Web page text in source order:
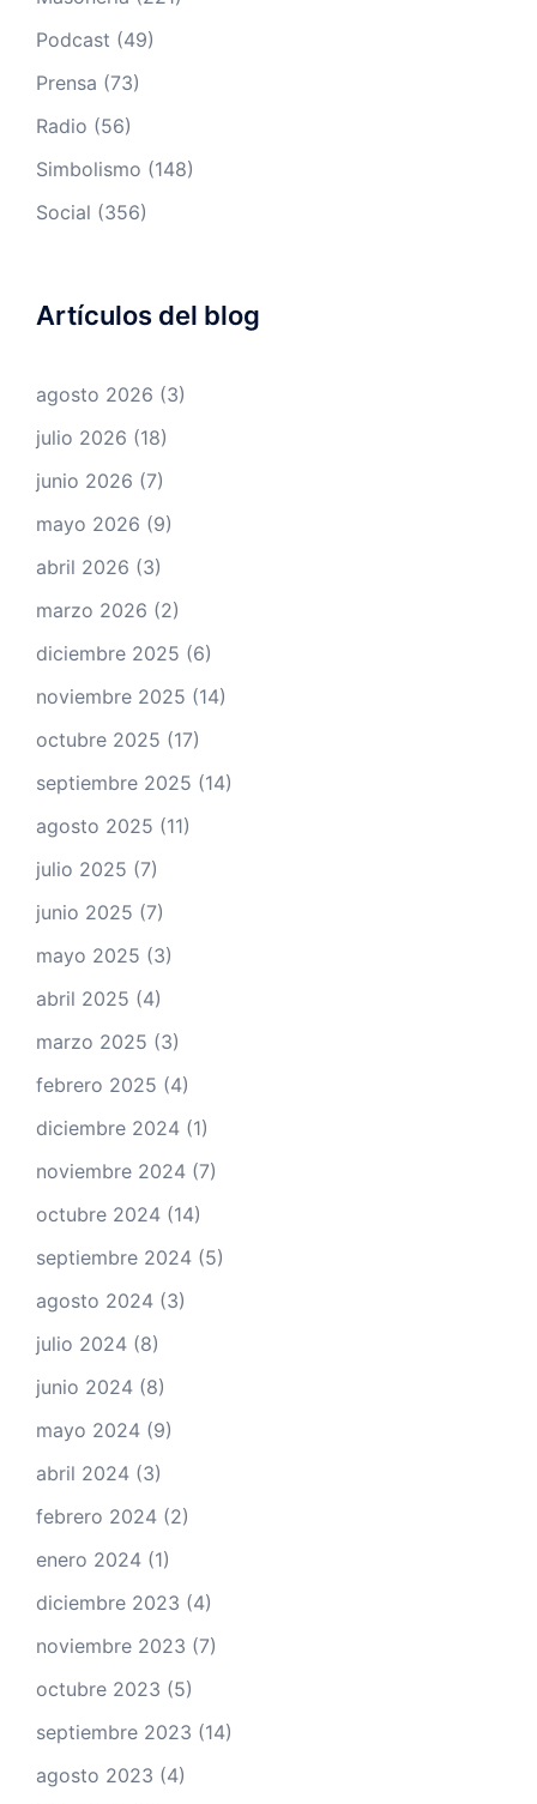
Podcast (49)
Prensa (73)
Radio (56)
Simbolismo (148)
Social (356)
Artículos del blog
agosto 2026 (3)
julio 2026 (18)
junio 2026 (7)
mayo 2026 (9)
abril 2026 (3)
marzo 2026 (2)
diciembre 2025 (6)
noviembre 2025 (14)
octubre 2025 (17)
septiembre 2025 (14)
agosto 2025 (11)
julio 2025 (7)
junio 2025 (7)
mayo 2025 (3)
abril 2025 (4)
marzo 2025 (3)
febrero 2025 (4)
diciembre 2024 (1)
noviembre 2024 (7)
octubre 2024 (14)
septiembre 2024 (5)
agosto 2024 (3)
julio 2024 (8)
junio 2024 (8)
mayo 2024 (9)
abril 2024 (3)
febrero 2024 (2)
enero 2024 (1)
diciembre 2023 (4)
noviembre 2023 (7)
octubre 2023 (5)
septiembre 2023 (14)
agosto 2023 (4)